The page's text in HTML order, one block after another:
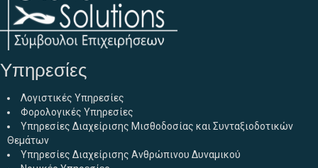
Υπηρεσίες
Λογιστικές Υπηρεσίες
Φορολογικές Υπηρεσίες
Υπηρεσίες Διαχείρισης Μισθοδοσίας και Συνταξιοδοτικών
Θεμάτων
Υπηρεσίες Διαχείρισης Ανθρώπινου Δυναμικού